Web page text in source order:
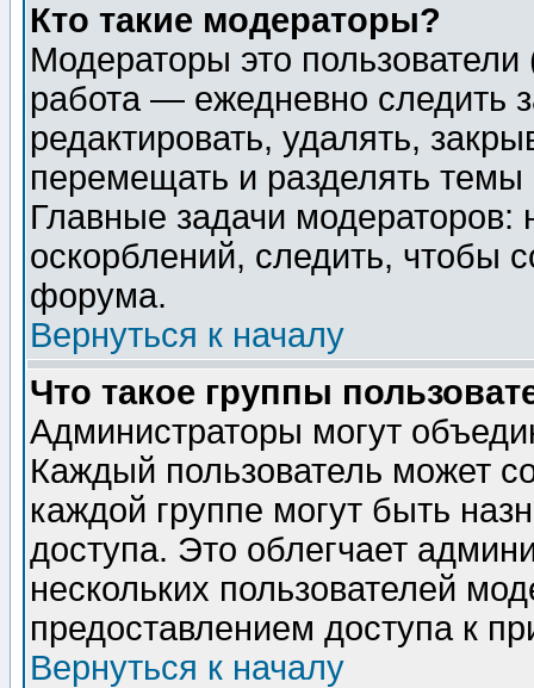
Кто такие модераторы?
Модераторы это
работа — ежедневно следить
редактировать, удалять,
перемещать и разделять
Главные задачи
оскорблений, следить, чтобы
форума.
Вернуться к началу
Что такое группы
Администраторы могут
Каждый пользователь может
каждой группе могут быть
доступа. Это облегчает
нескольких пользователей
предоставлением доступа к
Вернуться к началу